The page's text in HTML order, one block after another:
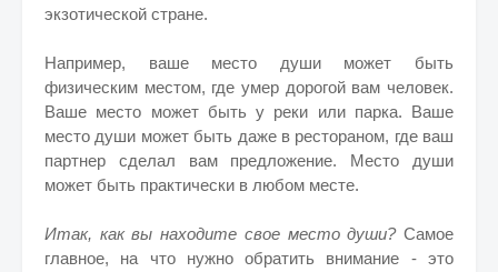
экзотической стране.
Например, ваше место души может быть
физическим местом, где умер дорогой вам человек.
Ваше место может быть у реки или парка. Ваше
место души может быть даже в рестораном, где ваш
партнер сделал вам предложение. Место души
может быть практически в любом месте.
Итак, как вы находите свое место души?Самое
главное, на что нужно обратить внимание - это